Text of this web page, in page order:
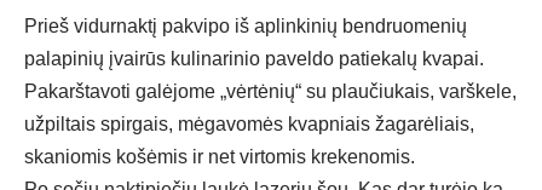
Prieš vidurnaktį pakvipo iš aplinkinių bendruomenių
palapinių įvairūs kulinarinio paveldo patiekalų kvapai.
Pakarštavoti galėjome „vėrtėnių“ su plaučiukais, varškele,
užpiltais spirgais, mėgavomės kvapniais žagarėliais,
skaniomis košėmis ir net virtomis krekenomis.